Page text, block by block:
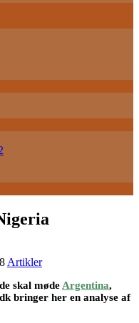
Artikler
skal møde Argentina,
bringer her en analyse af